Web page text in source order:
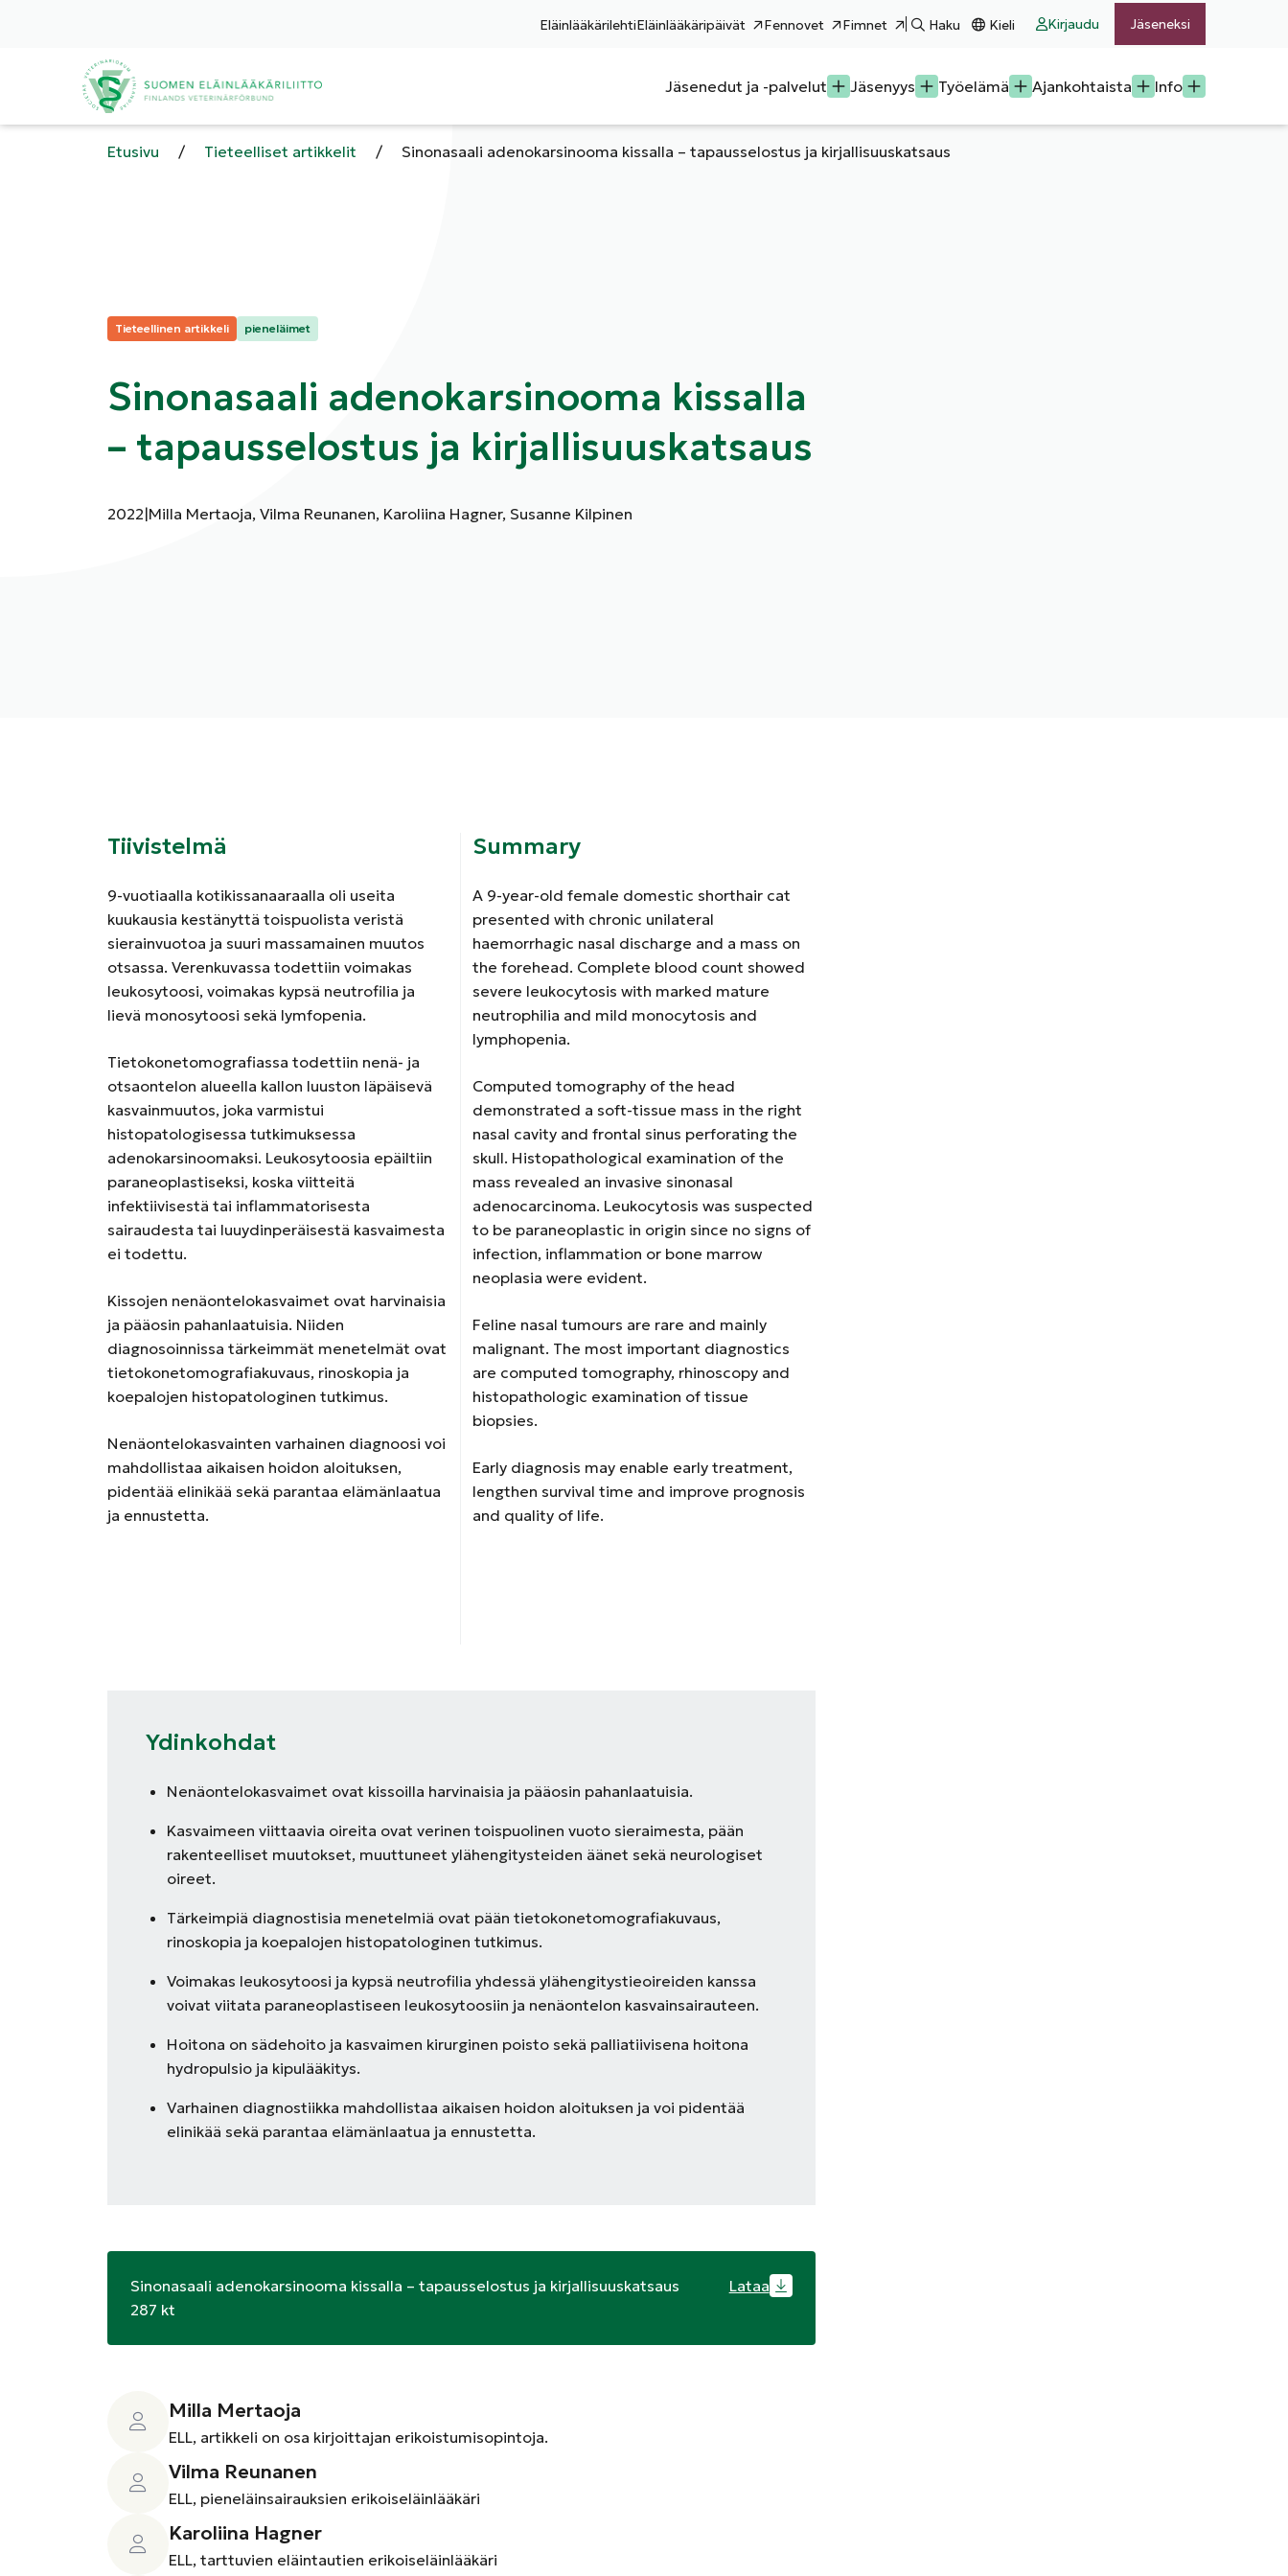
EläinlääkärilehtiEläinlääkäripäivät Fennovet Fimnet Haku Kieli Kirjaudu Jäseneksi
Jäsenedut ja -palvelut Jäsenyys Työelämä Ajankohtaista Info
Etusivu / Tieteelliset artikkelit / Sinonasaali adenokarsinooma kissalla – tapausselostus ja kirjallisuuskatsaus
Kategoriat:
Tieteellinen artikkeli pieneläimet
Sinonasaali adenokarsinooma kissalla
– tapausselostus ja kirjallisuuskatsaus
Julkaisuvuosi:
2022|Kirjoittajat:
Milla Mertaoja, Vilma Reunanen, Karoliina Hagner, Susanne Kilpinen
Tiivistelmä
9-vuotiaalla kotikissanaaraalla oli useita
kuukausia kestänyttä toispuolista veristä
sierainvuotoa ja suuri massamainen muutos
otsassa. Verenkuvassa todettiin voimakas
leukosytoosi, voimakas kypsä neutrofilia ja
lievä monosytoosi sekä lymfopenia.
Tietokonetomografiassa todettiin nenä- ja
otsaontelon alueella kallon luuston läpäisevä
kasvainmuutos, joka varmistui
histopatologisessa tutkimuksessa
adenokarsinoomaksi. Leukosytoosia epäiltiin
paraneoplastiseksi, koska viitteitä
infektiivisestä tai inflammatorisesta
sairaudesta tai luuydinperäisestä kasvaimesta
ei todettu.
Kissojen nenäontelokasvaimet ovat harvinaisia
ja pääosin pahanlaatuisia. Niiden
diagnosoinnissa tärkeimmät menetelmät ovat
tietokonetomografiakuvaus, rinoskopia ja
koepalojen histopatologinen tutkimus.
Nenäontelokasvainten varhainen diagnoosi voi
mahdollistaa aikaisen hoidon aloituksen,
pidentää elinikää sekä parantaa elämänlaatua
ja ennustetta.
Summary
A 9-year-old female domestic shorthair cat
presented with chronic unilateral
haemorrhagic nasal discharge and a mass on
the forehead. Complete blood count showed
severe leukocytosis with marked mature
neutrophilia and mild monocytosis and
lymphopenia.
Computed tomography of the head
demonstrated a soft-tissue mass in the right
nasal cavity and frontal sinus perforating the
skull. Histopathological examination of the
mass revealed an invasive sinonasal
adenocarcinoma. Leukocytosis was suspected
to be paraneoplastic in origin since no signs of
infection, inflammation or bone marrow
neoplasia were evident.
Feline nasal tumours are rare and mainly
malignant. The most important diagnostics
are computed tomography, rhinoscopy and
histopathologic examination of tissue
biopsies.
Early diagnosis may enable early treatment,
lengthen survival time and improve prognosis
and quality of life.
Ydinkohdat
Nenäontelokasvaimet ovat kissoilla harvinaisia ja pääosin pahanlaatuisia.
Kasvaimeen viittaavia oireita ovat verinen toispuolinen vuoto sieraimesta, pään
rakenteelliset muutokset, muuttuneet ylähengitysteiden äänet sekä neurologiset
oireet.
Tärkeimpiä diagnostisia menetelmiä ovat pään tietokonetomografiakuvaus,
rinoskopia ja koepalojen histopatologinen tutkimus.
Voimakas leukosytoosi ja kypsä neutrofilia yhdessä ylähengitystieoireiden kanssa
voivat viitata paraneoplastiseen leukosytoosiin ja nenäontelon kasvainsairauteen.
Hoitona on sädehoito ja kasvaimen kirurginen poisto sekä palliatiivisena hoitona
hydropulsio ja kipulääkitys.
Varhainen diagnostiikka mahdollistaa aikaisen hoidon aloituksen ja voi pidentää
elinikää sekä parantaa elämänlaatua ja ennustetta.
Sinonasaali adenokarsinooma kissalla – tapausselostus ja kirjallisuuskatsaus
287 kt
Lataa
Milla Mertaoja
ELL, artikkeli on osa kirjoittajan erikoistumisopintoja.
Vilma Reunanen
ELL, pieneläinsairauksien erikoiseläinlääkäri
Karoliina Hagner
ELL, tarttuvien eläintautien erikoiseläinlääkäri